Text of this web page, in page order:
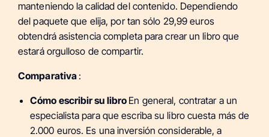
manteniendo la calidad del contenido. Dependiendo
del paquete que elija, por tan sólo 29,99 euros
obtendrá asistencia completa para crear un libro que
estará orgulloso de compartir.
Comparativa :
Cómo escribir su libro En general, contratar a un
especialista para que escriba su libro cuesta más de
2.000 euros. Es una inversión considerable, a